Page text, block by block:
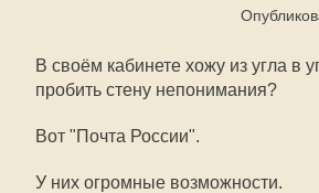
В своём кабинете хожу из угла в
пробить стену непонимания?
Вот "Почта России".
У них огромные возможности.